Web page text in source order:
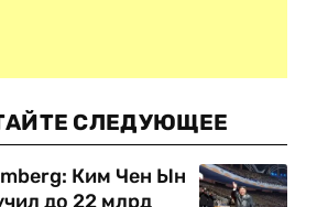
СЛЕДУЮЩЕЕ
Ким Чен Ын
до 22 млрд